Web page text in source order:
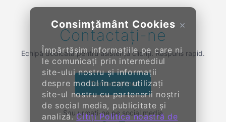
×
Consimțământ Cookies
Împărtășim informațiile pe care ni
le comunicați prin intermediul
site-ului nostru și informații
despre modul în care utilizați
site-ul nostru cu partenerii noștri
de social media, publicitate și
analiză.Citiți Politica noastră de
Contactați-ne
Echipă dedicată pentru asistență clienți. Răspuns rapid.
Contactați-ne
Sau urmați-ne pe social media